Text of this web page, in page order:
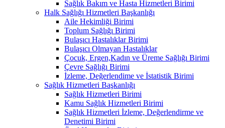
Sağlık Bakım ve Hasta Hizmetleri Birimi
Halk Sağlığı Hizmetleri Başkanlığı
Aile Hekimliği Birimi
Toplum Sağlığı Birimi
Bulaşıcı Hastalıklar Birimi
Bulaşıcı Olmayan Hastalıklar
Çocuk, Ergen,Kadın ve Üreme Sağlığı Birimi
Çevre Sağlığı Birimi
İzleme, Değerlendime ve İstatistik Birimi
Sağlık Hizmetleri Başkanlığı
Sağlık Hizmetleri Birimi
Kamu Sağlık Hizmetleri Birimi
Sağlık Hizmetleri İzleme, Değerlendirme ve
Denetimi Birimi